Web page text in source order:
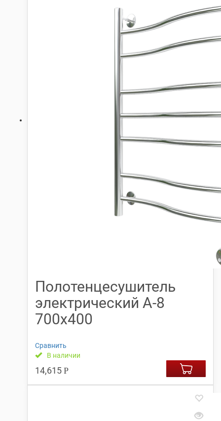
Полотенцесушитель
электрический А-8
700х400
Сравнить
В наличии
14,615 Р